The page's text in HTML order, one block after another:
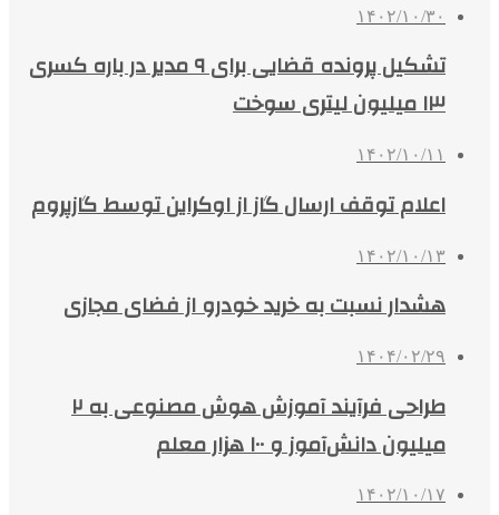
۱۴۰۲/۱۰/۳۰
تشکیل پرونده قضایی برای ۹ مدیر در باره کسری
۱۳ میلیون لیتری سوخت
۱۴۰۲/۱۰/۱۱
اعلام توقف ارسال گاز از اوکراین توسط گازپروم
۱۴۰۲/۱۰/۱۳
هشدار نسبت به خرید خودرو از فضای مجازی
۱۴۰۴/۰۲/۲۹
طراحی فرآیند آموزش هوش مصنوعی به ۲
میلیون دانش‌آموز و ۱۰۰ هزار معلم
۱۴۰۲/۱۰/۱۷